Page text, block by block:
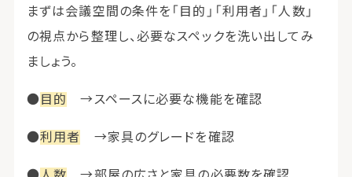
まずは会議空間の条件を「目的」「利用者」「人数」
の視点から整理し、必要なスペックを洗い出してみ
ましょう。
●目的 →スペースに必要な機能を確認
●利用者 →家具のグレードを確認